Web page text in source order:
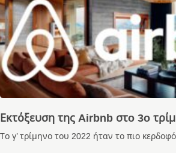
Εκτόξευση της Airbnb στo 3o
Το γ’ τρίμηνο του 2022 ήταν το πιο